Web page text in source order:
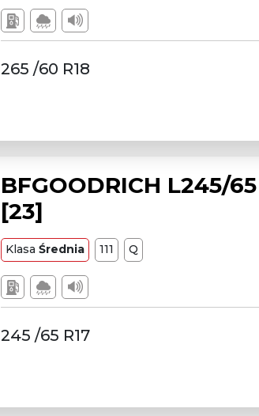
265 /60 R18
BFGOODRICH L245/
[23]
Klasa Średnia 111 Q
245 /65 R17